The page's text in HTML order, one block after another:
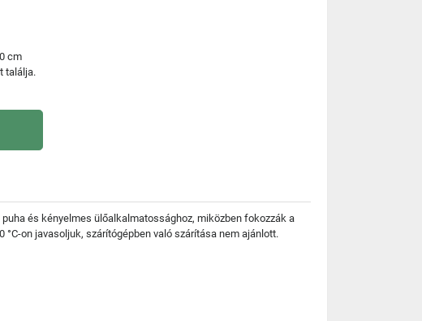
cm
találja.
és kényelmes ülőalkalmatossághoz, miközben fokozzák a
on javasoljuk, szárítógépben való szárítása nem ajánlott.